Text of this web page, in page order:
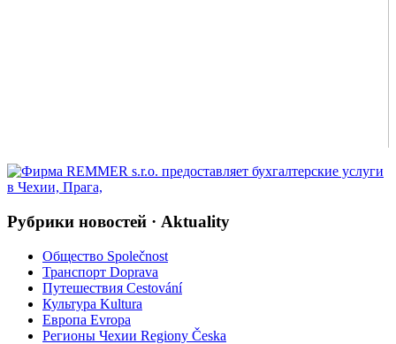
Рубрики новостей · Aktuality
Общество Společnost
Транспорт Doprava
Путешествия Cestování
Культура Kultura
Европа Evropa
Регионы Чехии Regiony Česka